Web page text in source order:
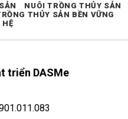
triển DASMe
NUÔI TRỒNG THỦY SẢN
THỦY SẢN BỀN VỮNG
HỆ